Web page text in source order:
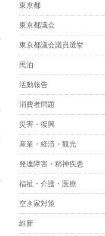
東京都
東京都議会
東京都議会議員選挙
民泊
活動報告
消費者問題
災害・復興
産業・経済・観光
発達障害・精神疾患
福祉・介護・医療
空き家対策
維新